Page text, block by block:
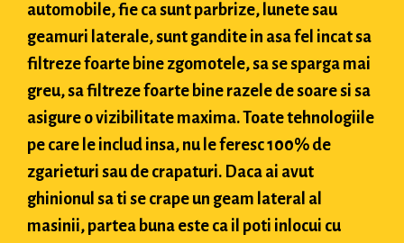
automobile, fie ca sunt parbrize, lunete sau
geamuri laterale, sunt gandite in asa fel incat sa
filtreze foarte bine zgomotele, sa se sparga mai
greu, sa filtreze foarte bine razele de soare si sa
asigure o vizibilitate maxima. Toate tehnologiile
pe care le includ insa, nu le feresc 100% de
zgarieturi sau de crapaturi. Daca ai avut
ghinionul sa ti se crape un geam lateral al
masinii, partea buna este ca il poti inlocui cu